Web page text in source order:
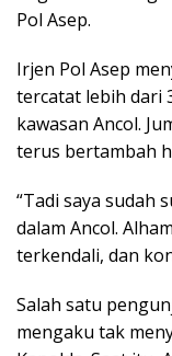
Pol Asep.
Irjen Pol Asep
tercatat lebih dari
kawasan Ancol.
terus bertambah
“Tadi saya sudah
dalam Ancol.
terkendali, dan
Salah satu
mengaku tak